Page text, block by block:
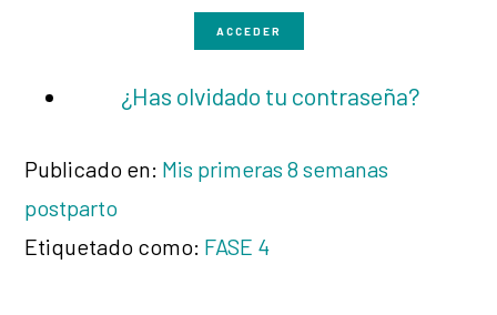
ACCEDER
¿Has olvidado tu contraseña?
Publicado en: Mis primeras 8 semanas
postparto
Etiquetado como: FASE 4